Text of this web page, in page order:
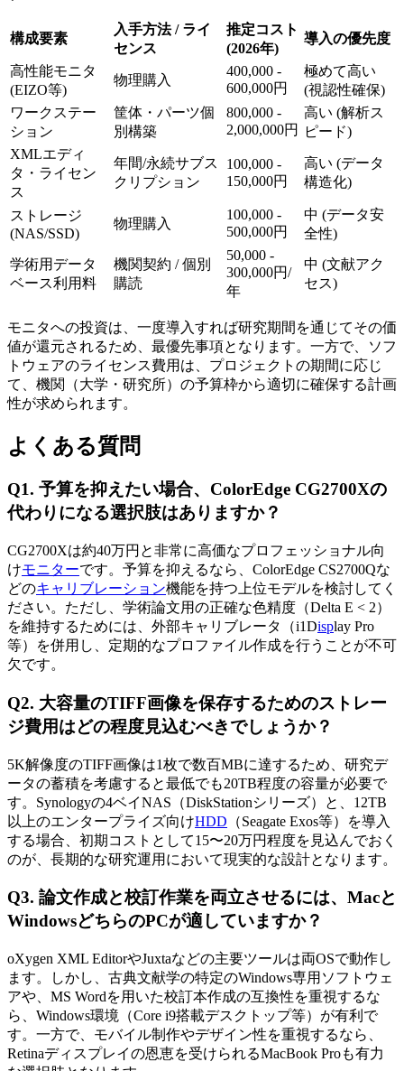
構成要素
入手方法 / ライ
センス
推定コスト
(2026年)
導入の優先度
高性能モニタ
(EIZO等)
物理購入
400,000 -
600,000円
極めて高い
(視認性確保)
ワークステー
ション
筐体・パーツ個
別構築
800,000 -
2,000,000円
高い (解析ス
ピード)
XMLエディ
タ・ライセン
ス
年間/永続サブス
クリプション
100,000 -
150,000円
高い (データ
構造化)
ストレージ
(NAS/SSD)
物理購入
100,000 -
500,000円
中 (データ安
全性)
学術用データ
ベース利用料
機関契約 / 個別
購読
50,000 -
300,000円/
年
中 (文献アク
セス)
モニタへの投資は、一度導入すれば研究期間を通じてその価
値が還元されるため、最優先事項となります。一方で、ソフ
トウェアのライセンス費用は、プロジェクトの期間に応じ
て、機関（大学・研究所）の予算枠から適切に確保する計画
性が求められます。
よくある質問
Q1. 予算を抑えたい場合、ColorEdge CG2700Xの
代わりになる選択肢はありますか？
CG2700Xは約40万円と非常に高価なプロフェッショナル向
けモニターです。予算を抑えるなら、ColorEdge CS2700Qな
どのキャリブレーション機能を持つ上位モデルを検討してく
ださい。ただし、学術論文用の正確な色精度（Delta E < 2）
を維持するためには、外部キャリブレータ（i1Display Pro
等）を併用し、定期的なプロファイル作成を行うことが不可
欠です。
Q2. 大容量のTIFF画像を保存するためのストレー
ジ費用はどの程度見込むべきでしょうか？
5K解像度のTIFF画像は1枚で数百MBに達するため、研究デ
ータの蓄積を考慮すると最低でも20TB程度の容量が必要で
す。Synologyの4ベイNAS（DiskStationシリーズ）と、12TB
以上のエンタープライズ向けHDD （Seagate Exos等）を導入
する場合、初期コストとして15〜20万円程度を見込んでおく
のが、長期的な研究運用において現実的な設計となります。
Q3. 論文作成と校訂作業を両立させるには、Macと
WindowsどちらのPCが適していますか？
oXygen XML EditorやJuxtaなどの主要ツールは両OSで動作し
ます。しかし、古典文献学の特定のWindows専用ソフトウェ
アや、MS Wordを用いた校訂本作成の互換性を重視するな
ら、Windows環境（Core i9搭載デスクトップ等）が有利で
す。一方で、モバイル制作やデザイン性を重視するなら、
Retinaディスプレイの恩恵を受けられるMacBook Proも有力